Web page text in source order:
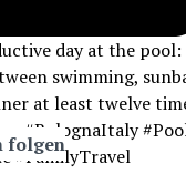
folgen